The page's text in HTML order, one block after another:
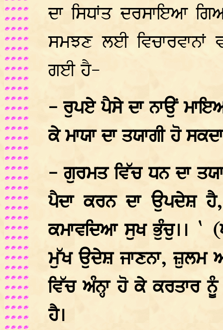
ਦਾ ਸਿਧਾਂਤ ਦਰਸਾਇਆ
ਸਮਝਣ ਲਈ ਵਿਚਾਰਵਾਨਾਂ
ਗਈ ਹੈ-
- ਰੁਪਏ ਪੈਸੇ ਦਾ ਨਾਉਂ
ਕੇ ਮਾਯਾ ਦਾ ਤਯਾਗੀ ਹੋ
- ਗੁਰਮਤ ਵਿੱਚ ਧਨ ਦਾ
ਪੈਦਾ ਕਰਨ ਦਾ ਉਪਦੇਸ਼
ਕਮਾਵਦਿਆ ਸੁਖ ਭੁੰਚੁ।। `
ਮੁੱਖ ਉਦੇਸ਼ ਜਾਣਨਾ, ਜ਼ੁਲਮ
ਵਿੱਚ ਅੰਨ੍ਹਾ ਹੋ ਕੇ ਕਰਤਾਰ
ਹੈ।